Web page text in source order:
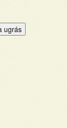
ugrás